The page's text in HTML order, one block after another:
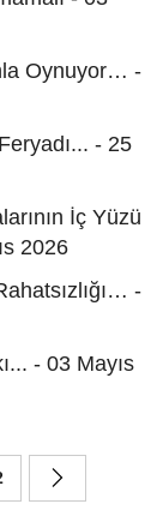
Oynuyor… -
- 25
İç Yüzü
2026
-
- 03 Mayıs